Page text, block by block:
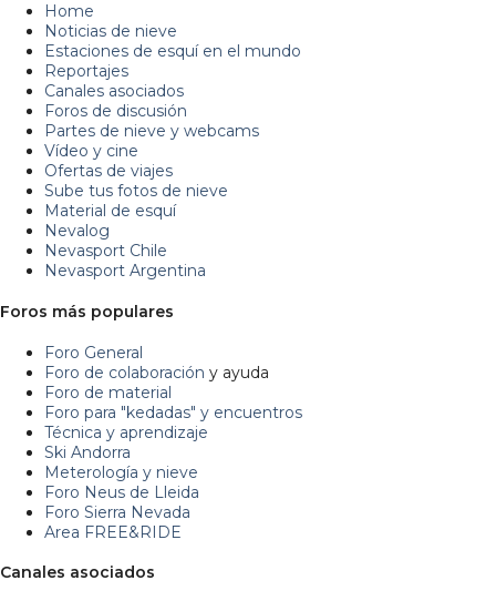
Home
Noticias de nieve
Estaciones de esquí en el mundo
Reportajes
Canales asociados
Foros de discusión
Partes de nieve y webcams
Vídeo y cine
Ofertas de viajes
Sube tus fotos de nieve
Material de esquí
Nevalog
Nevasport Chile
Nevasport Argentina
Foros más populares
Foro General
Foro de colaboración y ayuda
Foro de material
Foro para "kedadas" y encuentros
Técnica y aprendizaje
Ski Andorra
Meterología y nieve
Foro Neus de Lleida
Foro Sierra Nevada
Area FREE&RIDE
Canales asociados